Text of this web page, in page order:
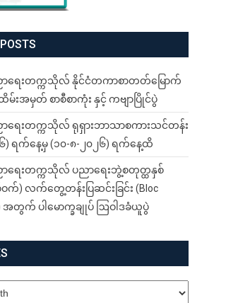
ရေးတက္ကသိုလ် နိုင်ငံတကာစာတတ်မြောက်
မ်းအမှတ် စာစီစာကုံး နှင့် ကဗျာပြိုင်ပွဲ
ရေးတက္ကသိုလ် ရုရှားဘာသာစကားသင်တန်း
) ရက်နေ့မှ (၁၀-၈-၂၀၂၆) ရက်နေ့ထိ
ရေးတက္ကသိုလ် ပညာရေးဘွဲ့စတုတ္ထနှစ်
) လက်တွေ့တန်းပြဆင်းခြင်း (Bloc
အတွက် ပါမောက္ခချုပ် ဩဝါဒခံယူပွဲ